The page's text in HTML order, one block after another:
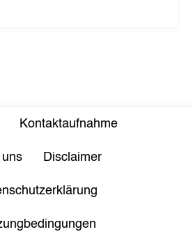
Kontaktaufnahme
uns Disclaimer